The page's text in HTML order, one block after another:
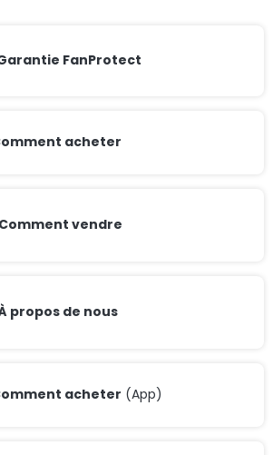
FanProtect
acheter
Comment vendre
propos de nous
acheter (App)